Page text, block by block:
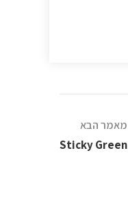
מאמר הבא
Sticky Green